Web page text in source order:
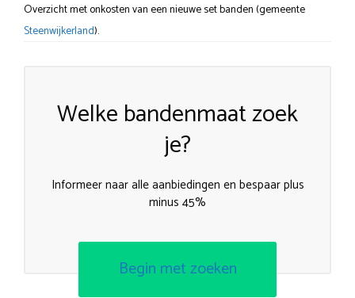
Overzicht met onkosten van een nieuwe set banden (gemeente
Steenwijkerland).
Welke bandenmaat zoek
je?
Informeer naar alle aanbiedingen en bespaar plus
minus 45%
Begin met zoeken